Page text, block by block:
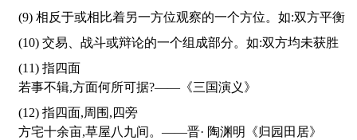
(9) 相反于或相比着另一方位观察的一个方位。如:双方平衡
(10) 交易、战斗或辩论的一个组成部分。如:双方均未获胜
(11) 指四面
若事不辑,方面何所可据?——《三国演义》
(12) 指四面,周围,四旁
方宅十余亩,草屋八九间。——晋· 陶渊明《归园田居》